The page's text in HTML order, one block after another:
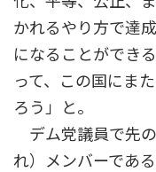
かれるやり方で達
になることができ
って、この国にま
ろう」と。
デム党議員で先
れ）メンバーであ